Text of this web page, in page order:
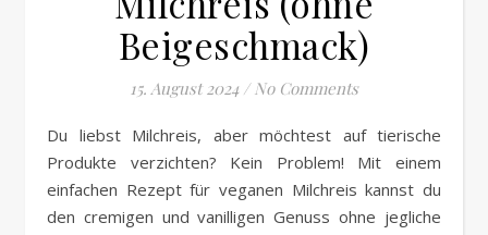
Beigeschmack)
15. August 2024 / No Comments
Du liebst Milchreis, aber möchtest auf tierische
Produkte verzichten? Kein Problem! Mit einem
einfachen Rezept für veganen Milchreis kannst du
den cremigen und vanilligen Genuss ohne jegliche